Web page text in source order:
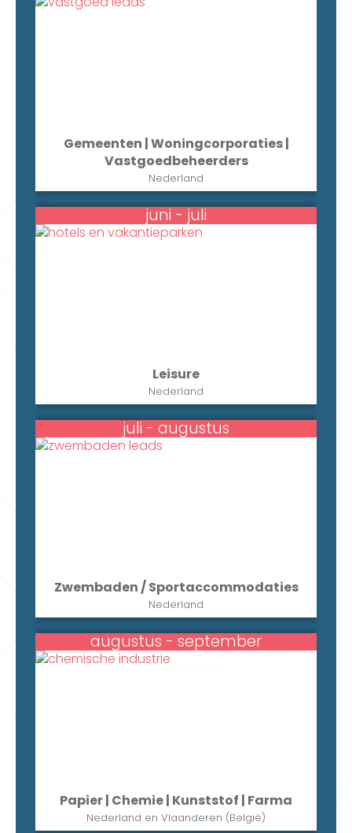
Gemeenten | Woningcorporaties |
Vastgoedbeheerders
Nederland
juni - juli
Leisure
Nederland
juli - augustus
Zwembaden / Sportaccommodaties
Nederland
augustus - september
Papier | Chemie | Kunststof | Farma
Nederland en Vlaanderen (België)